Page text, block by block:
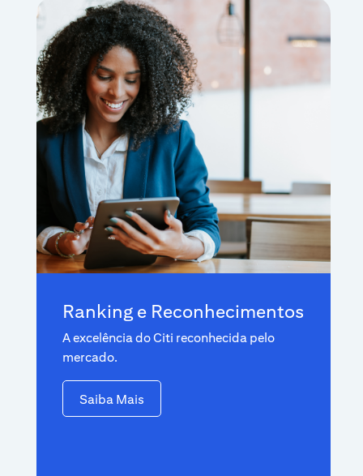
Ranking e Reconhecimentos
A excelência do Citi reconhecida pelo
mercado.
Saiba Mais